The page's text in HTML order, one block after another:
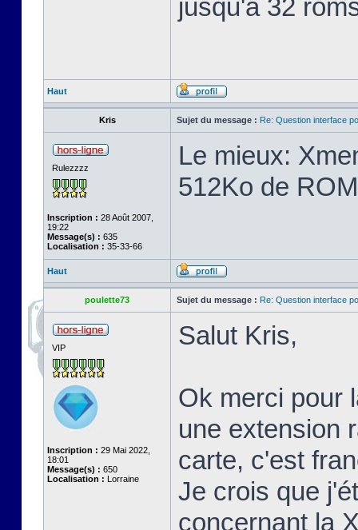
jusqu'à 32
Haut
Kris Sujet du message : Re: Question interface
Rulezzzz
Inscription : 28 Août 2007,
19:22
Message(s) : 635
Localisation : 35-33-66
Le mieux:
512Ko de
Haut
poulette73 Sujet du message : Re: Question interface
VIP
Inscription : 29 Mai 2022,
18:01
Message(s) : 650
Localisation : Lorraine
Salut Kris,
Ok merci pour
une extension
carte, c'est
Je crois que
concernant la